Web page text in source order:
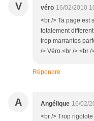
V véro 16/02/2010
<br /> Ta page est
totalement
trop marrantes
/> Véro.<br /> <br /
Répondre
A Angélique 16/02/
<br /> Trop